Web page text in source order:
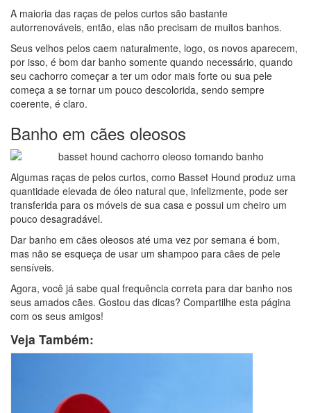
A maioria das raças de pelos curtos são bastante
autorrenováveis, então, elas não precisam de muitos banhos.
Seus velhos pelos caem naturalmente, logo, os novos aparecem,
por isso, é bom dar banho somente quando necessário, quando
seu cachorro começar a ter um odor mais forte ou sua pele
começa a se tornar um pouco descolorida, sendo sempre
coerente, é claro.
Banho em cães oleosos
Algumas raças de pelos curtos, como Basset Hound produz uma
quantidade elevada de óleo natural que, infelizmente, pode ser
transferida para os móveis de sua casa e possui um cheiro um
pouco desagradável.
Dar banho em cães oleosos até uma vez por semana é bom,
mas não se esqueça de usar um shampoo para cães de pele
sensíveis.
Agora, você já sabe qual frequência correta para dar banho nos
seus amados cães. Gostou das dicas? Compartilhe esta página
com os seus amigos!
Veja Também: